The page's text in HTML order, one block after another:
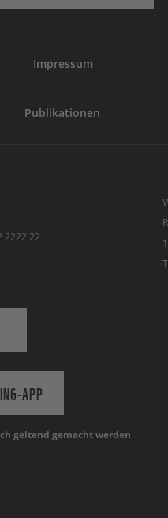
Impressum
Publikationen
2222 22
APP
geltend gemacht werden